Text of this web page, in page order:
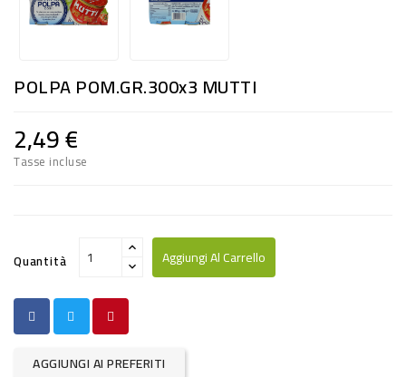
PASTA,
E
FARINA
DIETETICO
ALIMENTI
CURA
CASA
POLPA POM.GR.300x3 MUTTI
2,49 €
Tasse incluse
Quantità Aggiungi Al Carrello
AGGIUNGI AI PREFERITI